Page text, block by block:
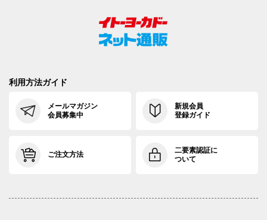
利用方法ガイド
メールマガジン
会員募集中
新規会員
登録ガイド
ご注文方法
二要素認証に
ついて